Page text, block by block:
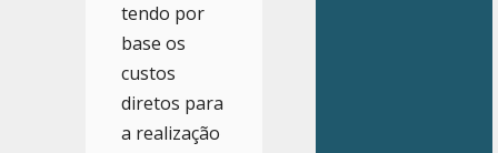
tendo por
base os
custos
diretos para
a realização